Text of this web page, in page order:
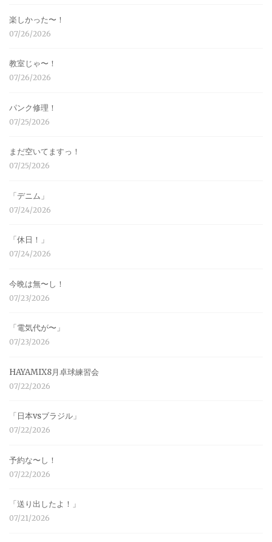
楽しかった〜！
07/26/2026
教室じゃ〜！
07/26/2026
パンク修理！
07/25/2026
まだ空いてますっ！
07/25/2026
「デニム」
07/24/2026
「休日！」
07/24/2026
今晩は無〜し！
07/23/2026
「電気代が〜」
07/23/2026
HAYAMIX8月卓球練習会
07/22/2026
「日本vsブラジル」
07/22/2026
予約な〜し！
07/22/2026
「送り出したよ！」
07/21/2026